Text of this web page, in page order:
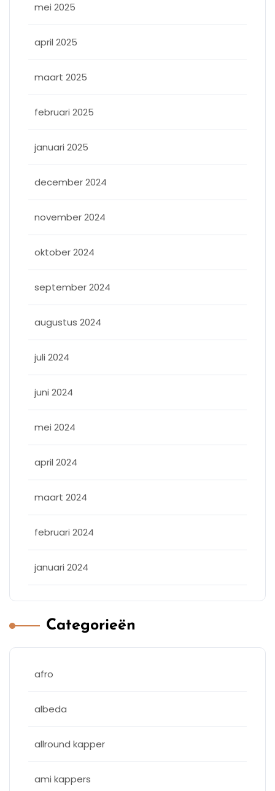
mei 2025
april 2025
maart 2025
februari 2025
januari 2025
december 2024
november 2024
oktober 2024
september 2024
augustus 2024
juli 2024
juni 2024
mei 2024
april 2024
maart 2024
februari 2024
januari 2024
Categorieën
afro
albeda
allround kapper
ami kappers